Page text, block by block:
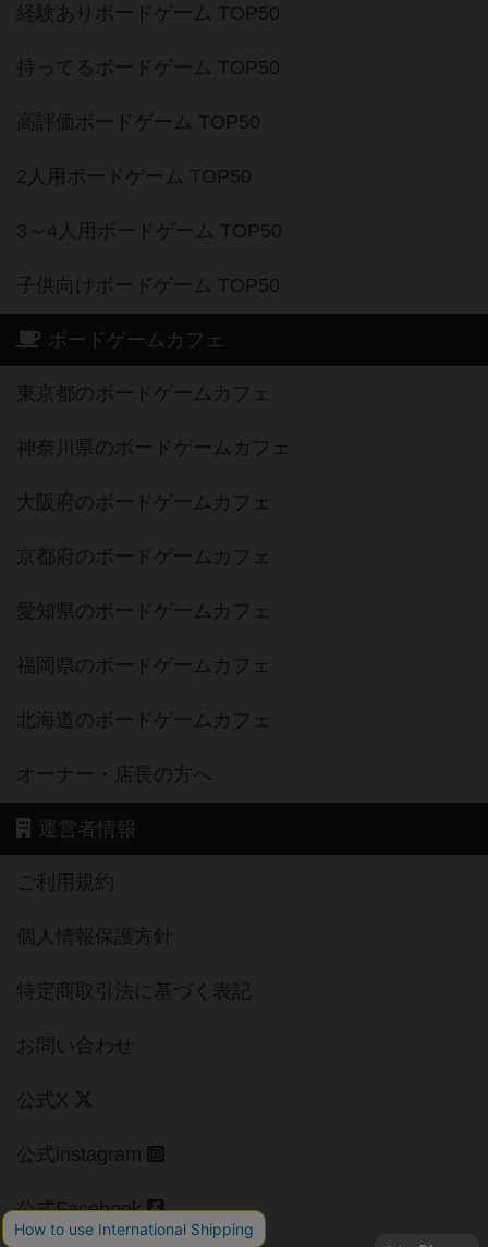
経験ありボードゲーム TOP50
持ってるボードゲーム TOP50
高評価ボードゲーム TOP50
2人用ボードゲーム TOP50
3～4人用ボードゲーム TOP50
子供向けボードゲーム TOP50
ボードゲームカフェ
東京都のボードゲームカフェ
神奈川県のボードゲームカフェ
大阪府のボードゲームカフェ
京都府のボードゲームカフェ
愛知県のボードゲームカフェ
福岡県のボードゲームカフェ
北海道のボードゲームカフェ
オーナー・店長の方へ
運営者情報
ご利用規約
個人情報保護方針
特定商取引法に基づく表記
お問い合わせ
公式X
公式instagram
公式Facebook